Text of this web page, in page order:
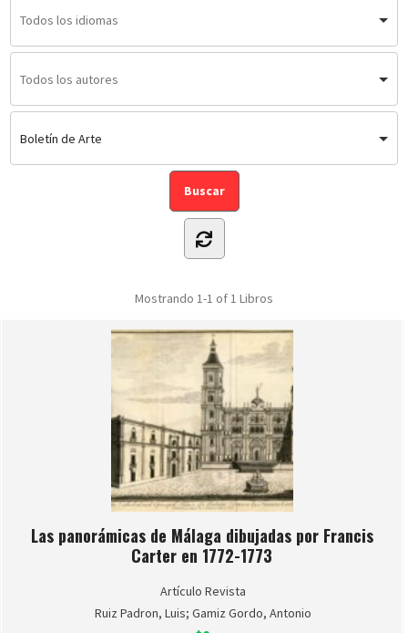
Boletín de Arte
Mostrando 1-1 of 1 Libros
Las panorámicas de Málaga dibujadas por Francis
Carter en 1772-1773
Artículo Revista
Ruiz Padron, Luis; Gamiz Gordo, Antonio